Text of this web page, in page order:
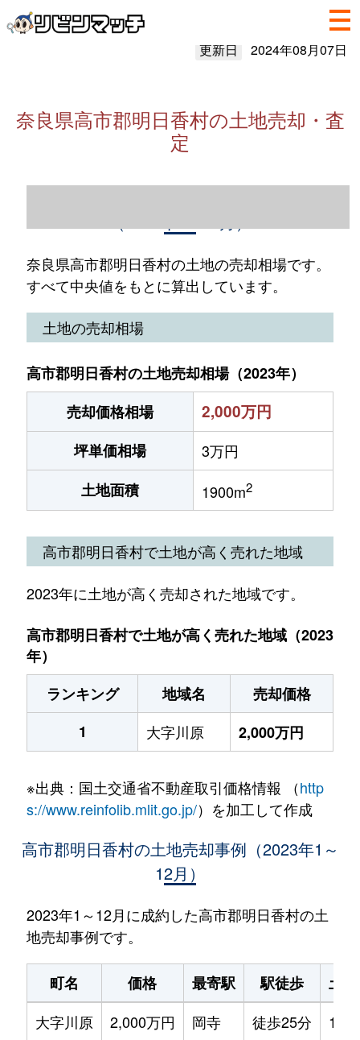
更新日 2024年08月07日
奈良県高市郡明日香村の土地売却・査
定
奈良県高市郡明日香村の土地の売却相場です。
すべて中央値をもとに算出しています。
土地の売却相場
高市郡明日香村の土地売却相場（2023年）
売却価格相場
2,000万円
坪単価相場
3万円
土地面積
1900m2
高市郡明日香村で土地が高く売れた地域
2023年に土地が高く売却された地域です。
高市郡明日香村で土地が高く売れた地域（2023
年）
ランキング
地域名
売却価格
1
大字川原 2,000万円
※出典：国土交通省不動産取引価格情報 （http
s://www.reinfolib.mlit.go.jp/）を加工して作成
高市郡明日香村の土地売却事例（2023年1～
12月）
2023年1～12月に成約した高市郡明日香村の土
地売却事例です。
町名 価格 最寄駅 駅徒歩
土
大字川原
2,000万円 岡寺 徒歩25分